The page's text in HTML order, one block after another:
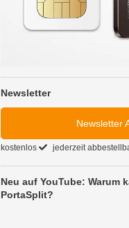
Newsletter
Newsletter
kostenlos jederzeit
Neu auf YouTube: Warum
PortaSplit?